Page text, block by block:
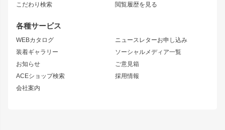
こだわり検索
閲覧履歴を見る
各種サービス
WEBカタログ
装着ギャラリー
お知らせ
ACEショップ検索
会社案内
ニュースレターお申し込み
ソーシャルメディア一覧
ご意見箱
採用情報
S15 シルビア
S14 シルビア 後期
S13 シルビア
180SX
シルエイティ
ワンビア
ローレル
セフィーロ
キャラバン
スズキ
リアウイング
ジムニーパーツ
ホイール
MUD-S7
MUD-SR7
まつど家 鉄漢